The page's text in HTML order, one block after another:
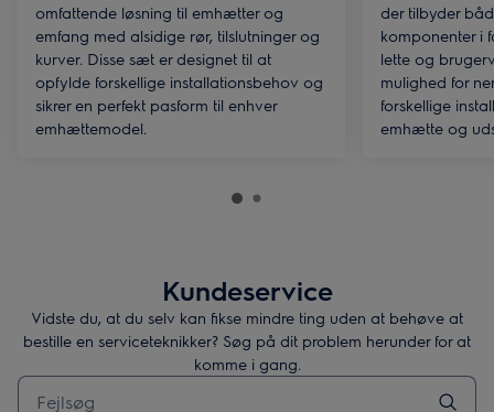
omfattende løsning til emhætter og
emfang med alsidige rør, tilslutninger og
kurver. Disse sæt er designet til at
opfylde forskellige installationsbehov og
sikrer en perfekt pasform til enhver
emhættemodel.
der tilbyder
komponenter i
lette og
mulighed for
forskellige
emhætte og
Kundeservice
Vidste du, at du selv kan fikse mindre ting uden at behøve at
bestille en serviceteknikker? Søg på dit problem herunder for at
komme i gang.
Skriv her for at søge efter supportartikler